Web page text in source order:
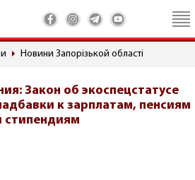
Новини Запорізькой області
Закон об экоспецстатусе
к зарплатам, пенсиям
стипендиям